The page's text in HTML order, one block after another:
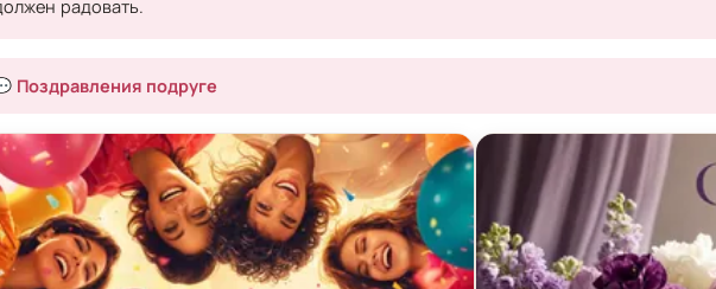
радовать.
Поздравления подруге